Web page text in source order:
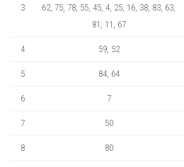
3
62, 75, 78, 55, 45, 4, 25, 16, 38, 83, 63,
81, 11, 67
4 59, 52
5 84, 64
6 7
7 50
8 80